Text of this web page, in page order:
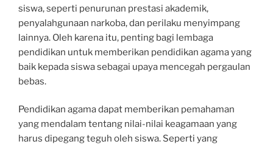
siswa, seperti penurunan prestasi akademik,
penyalahgunaan narkoba, dan perilaku menyimpang
lainnya. Oleh karena itu, penting bagi lembaga
pendidikan untuk memberikan pendidikan agama yang
baik kepada siswa sebagai upaya mencegah pergaulan
bebas.
Pendidikan agama dapat memberikan pemahaman
yang mendalam tentang nilai-nilai keagamaan yang
harus dipegang teguh oleh siswa. Seperti yang